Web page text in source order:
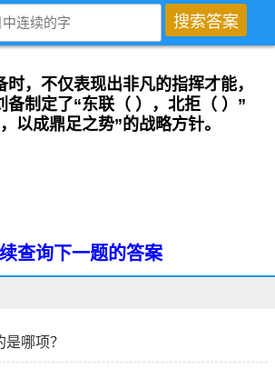
，不仅表现出非凡的指挥才能，
备制定了“东联（ ），北拒（ ）”
以成鼎足之势”的战略方针。
查询下一题的答案
哪项？